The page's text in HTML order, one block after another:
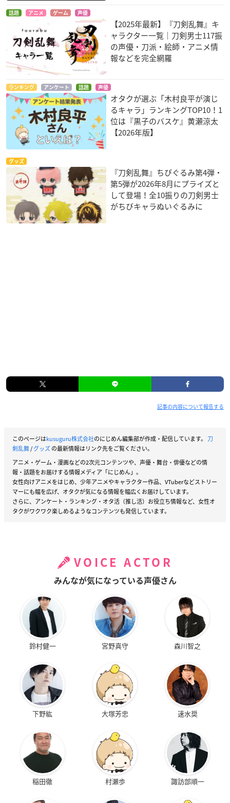
話題 アニメ ゲーム 声優
【2025年最新】『刀剣乱舞』キ
ャラクター一覧｜刀剣男士117振
の声優・刀派・絵師・アニメ情
報などを完全網羅
ランキング アンケート 話題 声優
オタクが選ぶ「木村良平が演じ
るキャラ」ランキングTOP10！1
位は『黒子のバスケ』黄瀬涼太
【2026年版】
グッズ
『刀剣乱舞』ちびぐるみ第4弾・
第5弾が2026年8月にプライズと
して登場！全10振りの刀剣男士
がちびキャラぬいぐるみに
記事の内容について報告する
このページはkusuguru株式会社のにじめん編集部が作成・配信しています。 刀
剣乱舞/グッズの最新情報はリンク先をご覧ください。
アニメ・ゲーム・漫画などの2次元コンテンツや、声優・舞台・俳優などの情
報・話題をお届けする情報メディア「にじめん」。
女性向けアニメをはじめ、少年アニメやキャラクター作品、VTuberなどストリー
マーにも幅を広げ、オタクが気になる情報を幅広くお届けしています。
さらに、アンケート・ランキング・オタ活（推し活）お役立ち情報など、女性オ
タクがワクワク楽しめるようなコンテンツも発信しています。
VOICE ACTOR
みんなが気になっている声優さん
鈴村健一 宮野真守 森川智之
下野紘 大塚芳忠 速水奨
稲田徹 村瀬歩 諏訪部順一